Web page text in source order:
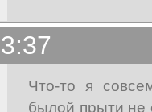
Что-то я
былой прыти не